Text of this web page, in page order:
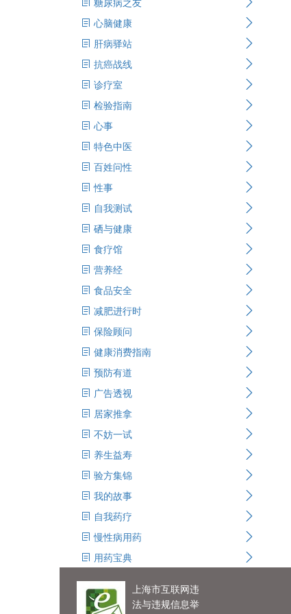
心脑健康
肝病驿站
抗癌战线
诊疗室
检验指南
心事
特色中医
百姓问性
性事
自我测试
硒与健康
食疗馆
营养经
食品安全
减肥进行时
保险顾问
健康消费指南
预防有道
广告透视
居家推拿
不妨一试
养生益寿
验方集锦
我的故事
自我药疗
慢性病用药
用药宝典
上海市互联网违
法与违规信息举